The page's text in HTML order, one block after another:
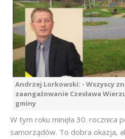
Andrzej Lorkowski: - Wszyscy
zaangażowanie Czesława
gminy
W tym roku minęła 30. rocznica
samorządów. To dobra okazja,